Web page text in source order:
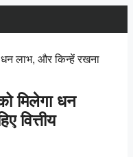
मिलेगा धन
वित्तीय